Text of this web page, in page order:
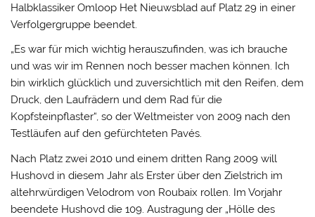
Halbklassiker Omloop Het Nieuwsblad auf Platz 29 in einer
Verfolgergruppe beendet.
„Es war für mich wichtig herauszufinden, was ich brauche
und was wir im Rennen noch besser machen können. Ich
bin wirklich glücklich und zuversichtlich mit den Reifen, dem
Druck, den Laufrädern und dem Rad für die
Kopfsteinpflaster“, so der Weltmeister von 2009 nach den
Testläufen auf den gefürchteten Pavés.
Nach Platz zwei 2010 und einem dritten Rang 2009 will
Hushovd in diesem Jahr als Erster über den Zielstrich im
altehrwürdigen Velodrom von Roubaix rollen. Im Vorjahr
beendete Hushovd die 109. Austragung der „Hölle des